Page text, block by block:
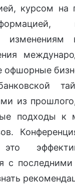
курсом на
офшорные
из
подходы к
с